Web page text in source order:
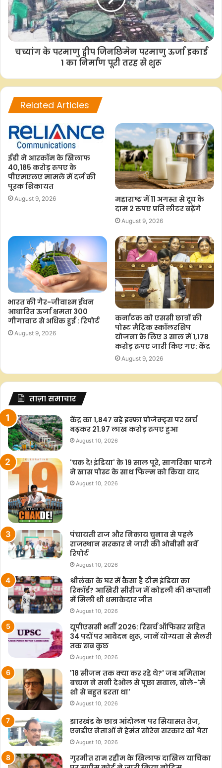
शुगर, हिंदुस्तान एयरोनॉटिक्स, मिंडा कॉरपोरेशन, एमआरएफ,
एनएसडीएल,एनएमडीसी, ओएनजीसी और डीबी रियल्टी जैसी कंपनियों की
ओर से वित्त वर्ष 26 की पहली तिमाही के नतीजे पेश किए जाएंगे।
एबीएस/
F
a
c
e
b
W
h
a
t
s
T
w
i
t
C
o
y
S
चच्यांग के परमाणु द्वीप जिनछिमेन परमाणु ऊर्जा इकाई
1 का निर्माण पूरी तरह से शुरू
Related Articles
ईडी ने आरकॉम के खिलाफ
40,185 करोड़ रुपए के
पीएमएलए मामले में दर्ज की
पूरक शिकायत
August 9, 2026
महाराष्ट्र में 11 अगस्त से दूध के
दाम 2 रुपए प्रति लीटर बढ़ेंगे
August 9, 2026
भारत की गैर-जीवाश्म ईंधन
आधारित ऊर्जा क्षमता 300
गीगावाट से अधिक हुई : रिपोर्ट
August 9, 2026
कर्नाटक को एससी छात्रों की
पोस्ट मैट्रिक स्कॉलरशिप
योजना के लिए 3 साल में 1,178
करोड़ रुपए जारी किए गए: केंद्र
August 9, 2026
ताज़ा समाचार
केंद्र का 1,847 बड़े इन्फ्रा प्रोजेक्ट्स पर खर्च
बढ़कर 21.97 लाख करोड़ रुपए हुआ
August 10, 2026
'चक दे! इंडिया' के 19 साल पूरे, सागरिका घाटगे
ने खास पोस्ट के साथ फिल्म को किया याद
August 10, 2026
पंचायती राज और निकाय चुनाव से पहले
राजस्थान सरकार ने जारी की ओबीसी सर्वे
रिपोर्ट
August 10, 2026
श्रीलंका के घर में कैसा है टीम इंडिया का
रिकॉर्ड? आखिरी सीरीज में कोहली की कप्तानी
में मिली थी धमाकेदार जीत
August 10, 2026
यूपीएससी भर्ती 2026: रिसर्च ऑफिसर सहित
34 पदों पर आवेदन शुरू, जानें योग्यता से सैलरी
तक सब कुछ
August 10, 2026
'18 सीजन तक क्या कर रहे थे?' जब अमिताभ
बच्चन ने सनी देओल से पूछा सवाल, बोले-'मैं
शो से बहुत डरता था'
August 10, 2026
झारखंड के छात्र आंदोलन पर सियासत तेज,
एनडीए नेताओं ने हेमंत सोरेन सरकार को घेरा
August 10, 2026
गुरमीत राम रहीम के खिलाफ दाखिल याचिका